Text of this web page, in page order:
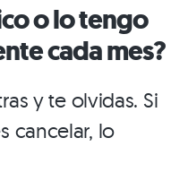
o lo tengo
cada mes?
y te olvidas. Si
cancelar, lo